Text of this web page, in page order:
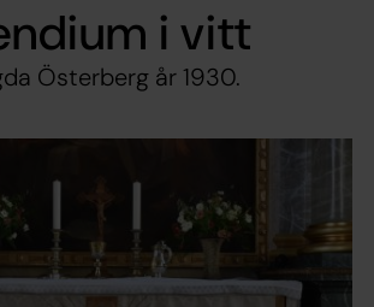
i vitt
Österberg år 1930.